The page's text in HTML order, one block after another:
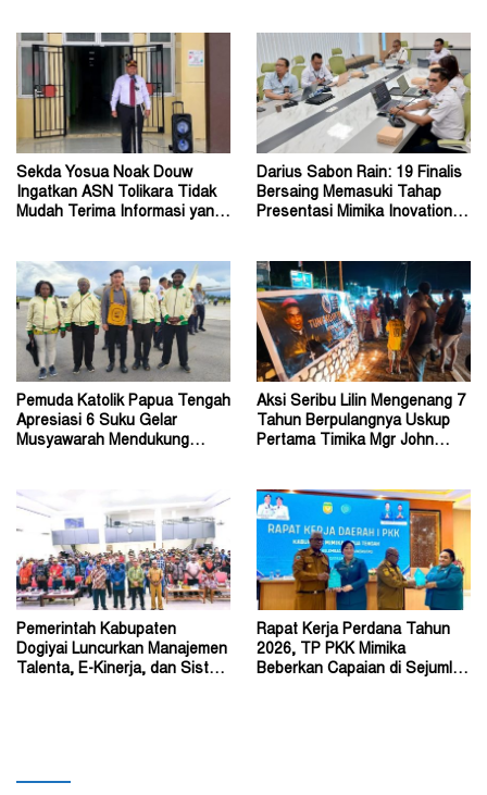
Sekda Yosua Noak Douw
Ingatkan ASN Tolikara Tidak
Mudah Terima Informasi yang
Darius Sabon Rain: 19 Finalis
Bersaing Memasuki Tahap
Presentasi Mimika Inovation
Pemuda Katolik Papua Tengah
Apresiasi 6 Suku Gelar
Musyawarah Mendukung
Aksi Seribu Lilin Mengenang 7
Tahun Berpulangnya Uskup
Pertama Timika Mgr John
Pemerintah Kabupaten
Dogiyai Luncurkan Manajemen
Talenta, E-Kinerja, dan Sistem
Rapat Kerja Perdana Tahun
2026, TP PKK Mimika
Beberkan Capaian di Sejumlah